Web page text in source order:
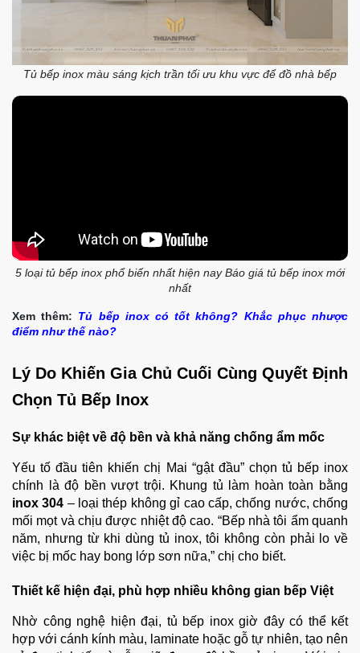
Tủ bếp inox màu sáng kịch trần tối ưu khu vực để đồ nhà bếp
5 loại tủ bếp inox phổ biến nhất hiện nay Báo giá tủ bếp inox mới
nhất
Xem thêm: Tủ bếp inox có tốt không? Khắc phục nhược
điểm như thế nào?
Lý Do Khiến Gia Chủ Cuối Cùng Quyết Định
Chọn Tủ Bếp Inox
Sự khác biệt về độ bền và khả năng chống ẩm mốc
Yếu tố đầu tiên khiến chị Mai “gật đầu” chọn tủ bếp inox
chính là độ bền vượt trội. Khung tủ làm hoàn toàn bằng
inox 304 – loại thép không gỉ cao cấp, chống nước, chống
mối mọt và chịu được nhiệt độ cao. “Bếp nhà tôi ẩm quanh
năm, nhưng từ khi dùng tủ inox, tôi không còn phải lo về
việc bị mốc hay bong lớp sơn nữa,” chị cho biết.
Thiết kế hiện đại, phù hợp nhiều không gian bếp Việt
Nhờ công nghệ hiện đại, tủ bếp inox giờ đây có thể kết
hợp với cánh kính màu, laminate hoặc gỗ tự nhiên, tạo nên